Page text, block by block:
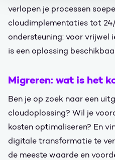
verlopen je processen
cloudimplementaties tot
ondersteuning: voor vrijwel
is een oplossing
Migreren: wat is het
Ben je op zoek naar een
cloudoplossing? Wil je
kosten optimaliseren? En
digitale transformatie te
de meeste waarde en